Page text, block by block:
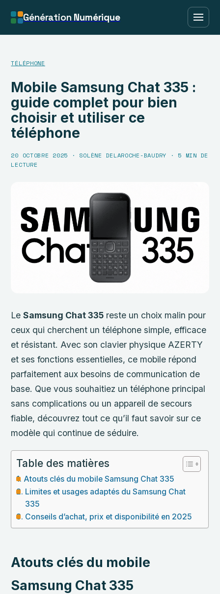
Génération Numérique
TÉLÉPHONE
Mobile Samsung Chat 335 :
guide complet pour bien
choisir et utiliser ce
téléphone
20 OCTOBRE 2025 · SOLÈNE DELAROCHE-BAUDRY ·
5 MIN DE
LECTURE
LeSamsung Chat 335 reste un choix malin pour
ceux qui cherchent un téléphone simple, efficace
et résistant. Avec son clavier physique AZERTY
et ses fonctions essentielles, ce mobile répond
parfaitement aux besoins de communication de
base. Que vous souhaitiez un téléphone principal
sans complications ou un appareil de secours
fiable, découvrez tout ce qu’il faut savoir sur ce
modèle qui continue de séduire.
Table des matières
Atouts clés du mobile Samsung Chat 335
Limites et usages adaptés du Samsung Chat
335
Conseils d’achat, prix et disponibilité en 2025
Atouts clés du mobile
Samsung Chat 335